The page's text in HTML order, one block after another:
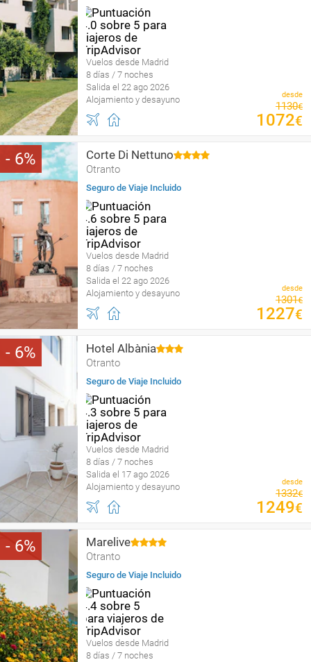
Vuelos desde Madrid
8 días / 7 noches
Salida el 22 ago 2026
Alojamiento y desayuno
desde
1130€
1072€
6 Corte Di Nettuno
Otranto
Seguro de Viaje Incluido
Vuelos desde Madrid
8 días / 7 noches
Salida el 22 ago 2026
Alojamiento y desayuno
desde
1301€
1227€
6 Hotel Albània
Otranto
Seguro de Viaje Incluido
Vuelos desde Madrid
8 días / 7 noches
Salida el 17 ago 2026
Alojamiento y desayuno
desde
1332€
1249€
6 Marelive
Otranto
Seguro de Viaje Incluido
Vuelos desde Madrid
8 días / 7 noches